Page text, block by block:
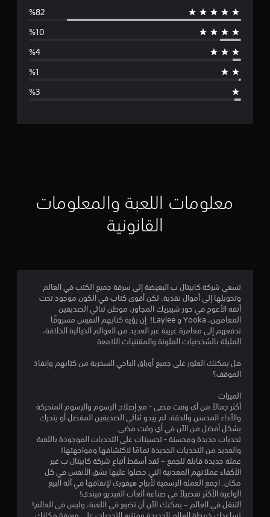
و
س
ت
ي
6
ن
م
م
ن
5
ن
ج
معلومات اللعبة والمعلومات
القانونية
تسعى شركة كابيتال ب البغيضة إلى سرقة جميع الكتب في العالم
وتحويلها إلى أموال نقدية. لكن أقوى كتاب في الكون موجود تحت
أنفه الأعوج في خور شيبريك المجاور، موطن ثنائي الصديقين
المغامرين، Yooka و Laylee! إن رؤية كتابهم النفيس مسروقًا
تدفعهم إلى مغامرة غريبة عبر العديد من العوالم الخيالية الخلاقة،
المليئة بالشخصيات الملونة والمقتنيات اللامعة.
هل يمكنك العثور على جميع أوراق الباجي السحرية من كتابهم وإنقاذ
الموقف؟
الميزات
أكثر جمالاً من أي وقت مضى - مع إصلاح الرسوم والرسوم المتحركة
والأداء المحسن والدقة، لم يبدو ثنائي الصديقين المفضل أو يتحرك
بشكل أفضل من الآن في أي وقت مضى.
تحديات جديدة ومحسنة - تحسينات على التحديات الموجودة باللعبة
والعديد من التحديات الجديدة تمامًا لاكتشافها ومواجهتها!
عملة جديدة قابلة للجمع – لقد أسقط أتباع شركة كابيتال ب غير
الأكفاء عملاتهم المعدنية التي حصلوا عليها بشق الأنفس في كل
مكان. اجمع العملة الرسمية لأبراج هيفوري لإنفاقها في آلة البيع
الواعية الأكثر تفضيلاً في صناعة ألعاب الفيديو فيندي!
التنقل في العالم – يمكنك الآن أن تضيع في اللعبة، وليس في العالم!